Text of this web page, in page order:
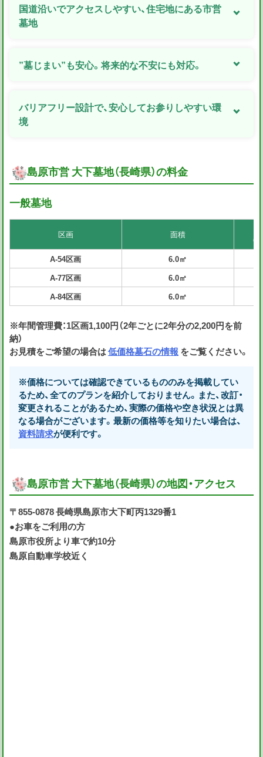
国道沿いでアクセスしやすい、住宅地にある市営
墓地
”墓じまい”も安心。将来的な不安にも対応。
バリアフリー設計で、安心してお参りしやすい環
境
島原市営 大下墓地（長崎県）の料金
一般墓地
区画 面積
（
A-54区画
6.0㎡
A-77区画
6.0㎡
A-84区画
6.0㎡
※年間管理費：1区画1,100円（2年ごとに2年分の2,200円を前
納）
お見積をご希望の場合は低価格墓石の情報 をご覧ください。
※価格については確認できているもののみを掲載してい
るため、全てのプランを紹介しておりません。また、改訂・
変更されることがあるため、実際の価格や空き状況とは異
なる場合がございます。最新の価格等を知りたい場合は、
資料請求が便利です。
島原市営 大下墓地（長崎県）の地図・アクセス
〒855-0878 長崎県島原市大下町丙1329番1
●お車をご利用の方
島原市役所より車で約10分
島原自動車学校近く